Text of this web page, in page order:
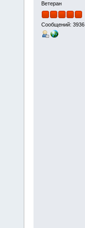
Ветеран
Сообщений: 3936